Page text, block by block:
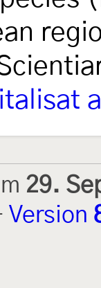
29.
Version